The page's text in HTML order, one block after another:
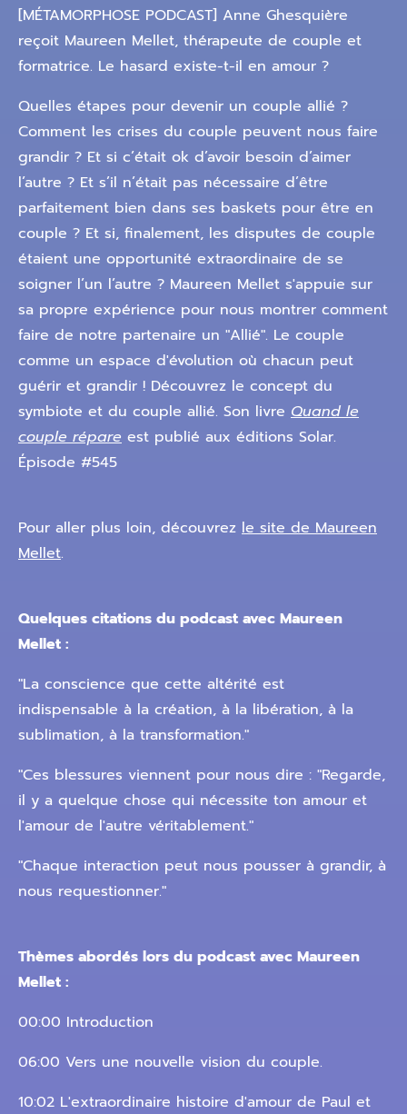
[MÉTAMORPHOSE PODCAST] Anne Ghesquière
reçoit Maureen Mellet, thérapeute de couple et
formatrice. Le hasard existe-t-il en amour ?
Quelles étapes pour devenir un couple allié ?
Comment les crises du couple peuvent nous faire
grandir ? Et si c’était ok d’avoir besoin d’aimer
l’autre ? Et s’il n’était pas nécessaire d’être
parfaitement bien dans ses baskets pour être en
couple ? Et si, finalement, les disputes de couple
étaient une opportunité extraordinaire de se
soigner l’un l’autre ? Maureen Mellet s'appuie sur
sa propre expérience pour nous montrer comment
faire de notre partenaire un "Allié". Le couple
comme un espace d'évolution où chacun peut
guérir et grandir ! Découvrez le concept du
symbiote et du couple allié. Son livre Quand le
couple répare est publié aux éditions Solar.
Épisode #545
Pour aller plus loin, découvrez le site de Maureen
Mellet.
Quelques citations du podcast avec Maureen
Mellet :
"La conscience que cette altérité est
indispensable à la création, à la libération, à la
sublimation, à la transformation."
"Ces blessures viennent pour nous dire : "Regarde,
il y a quelque chose qui nécessite ton amour et
l'amour de l'autre véritablement."
"Chaque interaction peut nous pousser à grandir, à
nous requestionner."
Thèmes abordés lors du podcast avec Maureen
Mellet :
00:00 Introduction
06:00 Vers une nouvelle vision du couple.
10:02 L'extraordinaire histoire d'amour de Paul et